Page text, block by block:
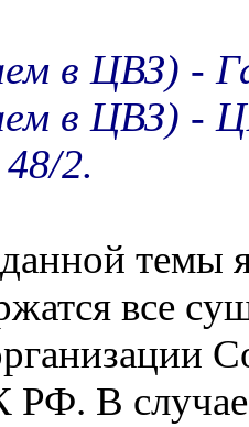
в ЦВЗ) -
в ЦВЗ) -
2.
темы
все
РФ. В